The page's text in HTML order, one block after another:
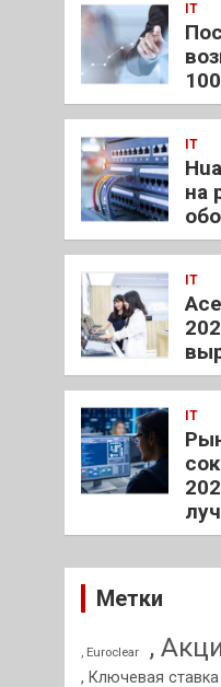
IT
IT
на
IT
IT
Метки
, Euroclear ,
, Ключевая ставка